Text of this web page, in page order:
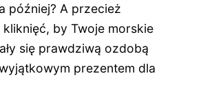
później? A przecież
by Twoje morskie
się prawdziwą ozdobą
prezentem dla